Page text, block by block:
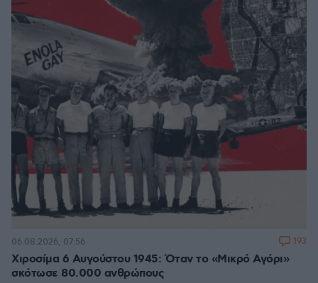
Χιροσίμα 6 Αυγούστου 1945: Όταν το «Μικρό Αγόρι»
σκότωσε 80.000 ανθρώπους
06.08.2026, 07:56 193